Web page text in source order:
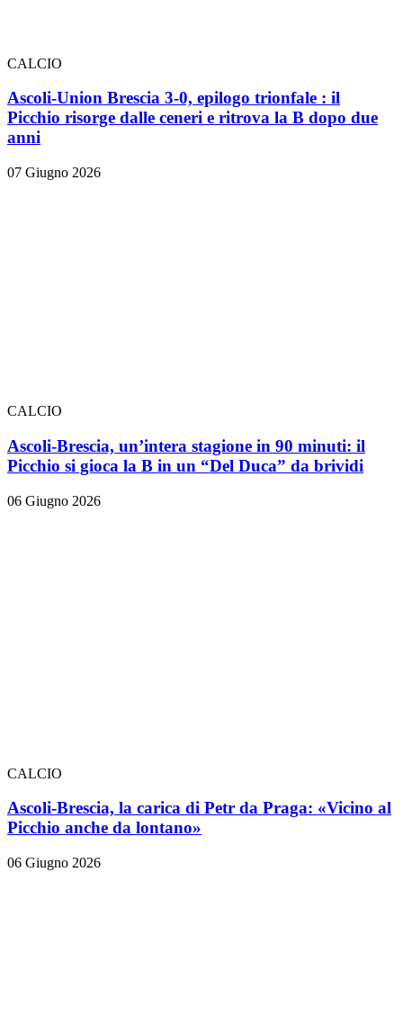
CALCIO
Ascoli-Union Brescia 3-0, epilogo trionfale : il
Picchio risorge dalle ceneri e ritrova la B dopo due
anni
07 Giugno 2026
CALCIO
Ascoli-Brescia, un’intera stagione in 90 minuti: il
Picchio si gioca la B in un “Del Duca” da brividi
06 Giugno 2026
CALCIO
Ascoli-Brescia, la carica di Petr da Praga: «Vicino al
Picchio anche da lontano»
06 Giugno 2026